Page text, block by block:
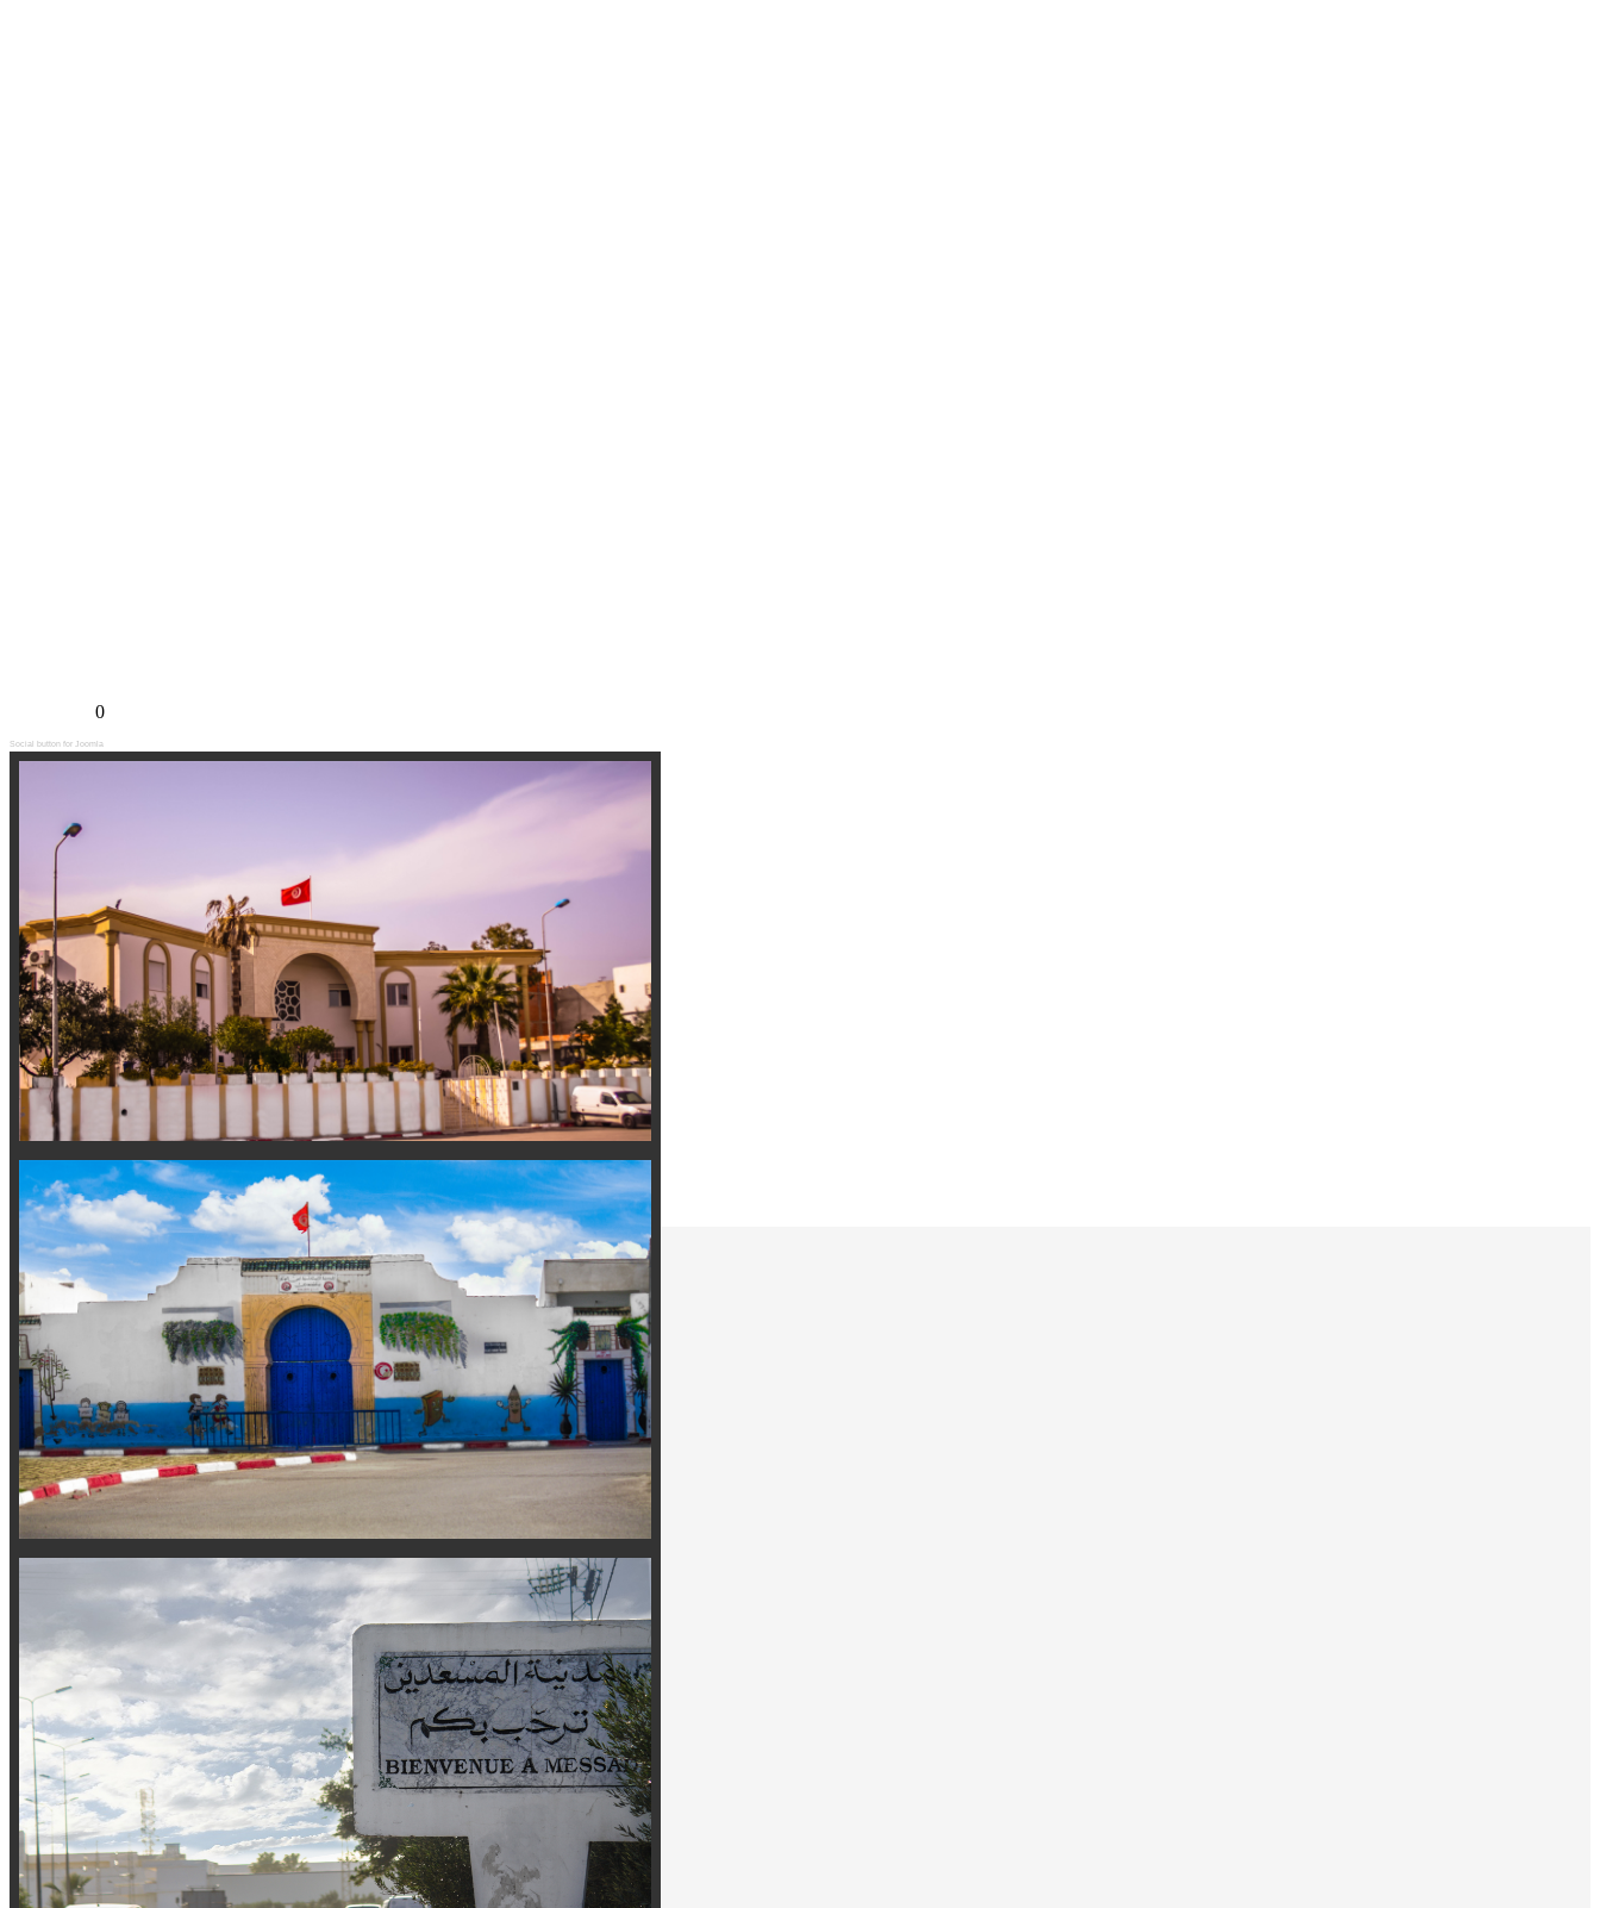
0
Social button for Joomla
Liens Utiles
Portail du gouvernement Tunisien
Ministère de l'Intérieur Tunisien
Ministère de la Finance
Portail des Collectivités Locales
Observation National des Marchés Publics
Institut National des Statistiques
Agence de réhabilitation de rénovation Urbaine
Centre de Formation et d'Appui à la Décentralisation
Ministère de l'équipement, de l'habitat et de l'aménagement du territoire
Institut National du Patrimoine
Agence Nationale pour l'Emploi et le Travail
Caisses des prêts et de soutien des collectivités Locales
Site
Plant du site
Accès à l'informations
Composition du Conseil Municipal
Plan d'aménagement urbain
Foire de question
Nos contacts